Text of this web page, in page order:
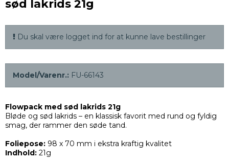
sød lakrids 21g
Du skal være logget ind for at kunne lave bestillinger
Model/Varenr.: FU-66143
Flowpack med sød lakrids 21g
Bløde og sød lakrids – en klassisk favorit med rund og fyldig
smag, der rammer den søde tand.
Foliepose: 98 x 70 mm i ekstra kraftig kvalitet
Indhold: 21g